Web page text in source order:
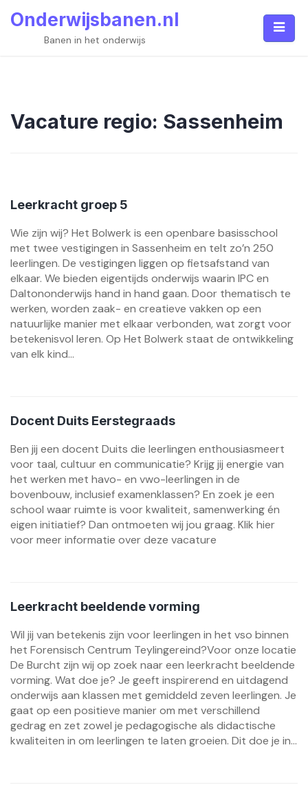
Onderwijsbanen.nl
Banen in het onderwijs
Vacature regio: Sassenheim
Leerkracht groep 5
Wie zijn wij? Het Bolwerk is een openbare basisschool
met twee vestigingen in Sassenheim en telt zo’n 250
leerlingen. De vestigingen liggen op fietsafstand van
elkaar. We bieden eigentijds onderwijs waarin IPC en
Daltononderwijs hand in hand gaan. Door thematisch te
werken, worden zaak- en creatieve vakken op een
natuurlijke manier met elkaar verbonden, wat zorgt voor
betekenisvol leren. Op Het Bolwerk staat de ontwikkeling
van elk kind...
Docent Duits Eerstegraads
Ben jij een docent Duits die leerlingen enthousiasmeert
voor taal, cultuur en communicatie? Krijg jij energie van
het werken met havo- en vwo-leerlingen in de
bovenbouw, inclusief examenklassen? En zoek je een
school waar ruimte is voor kwaliteit, samenwerking én
eigen initiatief? Dan ontmoeten wij jou graag. Klik hier
voor meer informatie over deze vacature
Leerkracht beeldende vorming
Wil jij van betekenis zijn voor leerlingen in het vso binnen
het Forensisch Centrum Teylingereind?Voor onze locatie
De Burcht zijn wij op zoek naar een leerkracht beeldende
vorming. Wat doe je? Je geeft inspirerend en uitdagend
onderwijs aan klassen met gemiddeld zeven leerlingen. Je
gaat op een positieve manier om met verschillend
gedrag en zet zowel je pedagogische als didactische
kwaliteiten in om leerlingen te laten groeien. Dit doe je in...